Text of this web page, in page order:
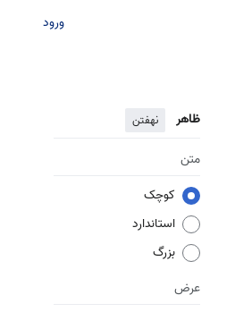
ورود
ظاهر نهفتن
متن
کوچک
استاندارد
بزرگ
عرض